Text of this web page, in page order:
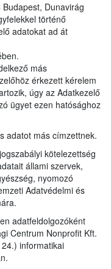
Dunavirág
történő
adatokat ad át
más
érkezett kérelem
úgy az Adatkezelő
ügyet ezen hatósághoz
adatot más címzettnek.
kötelezettség
állami szervek,
nyomozó
Adatvédelmi és
adatfeldolgozóként
Centrum Nonprofit Kft.
informatikai